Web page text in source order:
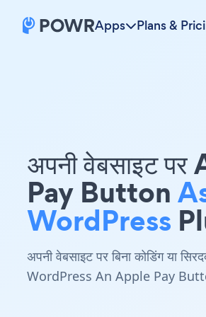
Apps Plans &
अपनी वेबसाइट
Pay Button
WordPress
अपनी वेबसाइट पर बिना कोडिंग या
WordPress An Apple Pay